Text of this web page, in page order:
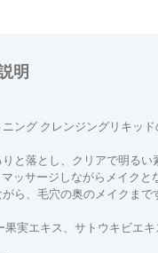
明
ング クレンジングリキッド
と落とし、クリアで明るい
ッサージしながらメイクと
ら、毛穴の奥のメイクま
実エキス、サトウキビエ